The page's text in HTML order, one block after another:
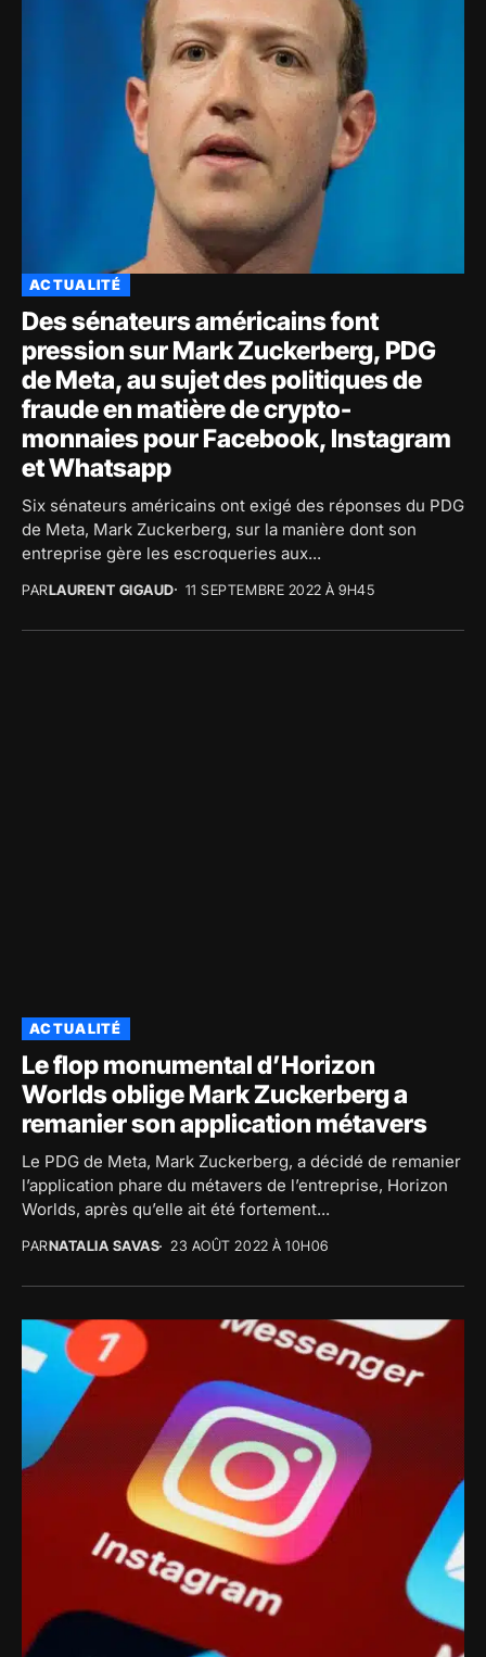
ACTUALITÉ
Des sénateurs américains font
pression sur Mark Zuckerberg, PDG
de Meta, au sujet des politiques de
fraude en matière de crypto-
monnaies pour Facebook, Instagram
et Whatsapp
Six sénateurs américains ont exigé des réponses du PDG
de Meta, Mark Zuckerberg, sur la manière dont son
entreprise gère les escroqueries aux...
PARLAURENT GIGAUD 11 SEPTEMBRE 2022 À 9H45
ACTUALITÉ
Le flop monumental d’Horizon
Worlds oblige Mark Zuckerberg a
remanier son application métavers
Le PDG de Meta, Mark Zuckerberg, a décidé de remanier
l’application phare du métavers de l’entreprise, Horizon
Worlds, après qu’elle ait été fortement...
PARNATALIA SAVAS 23 AOÛT 2022 À 10H06